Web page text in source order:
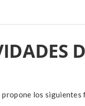
propone los